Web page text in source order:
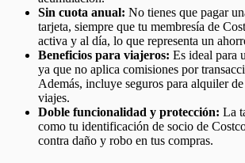
Sin cuota anual: No tienes que pagar
tarjeta, siempre que tu membresía de
activa y al día, lo que representa un
Beneficios para viajeros: Es ideal para
ya que no aplica comisiones por
Además, incluye seguros para alquiler
viajes.
Doble funcionalidad y protección: La
como tu identificación de socio de
contra daño y robo en tus compras.